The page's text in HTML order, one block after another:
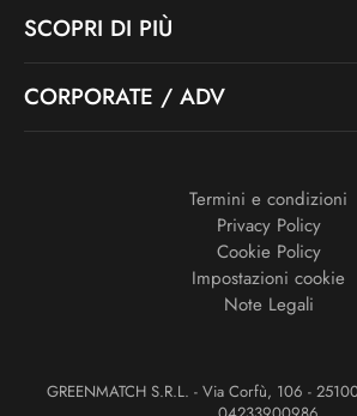
SCOPRI DI PIÙ
CORPORATE / ADV
Termini e condizioni
Privacy Policy
Cookie Policy
Impostazioni cookie
Note Legali
GREENMATCH S.R.L. - Via Corfù, 106 -